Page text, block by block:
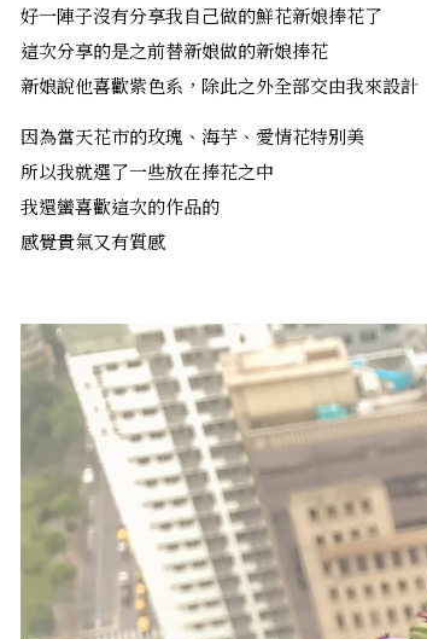
好一陣子沒有分享我自己做的鮮花新娘捧花了
這次分享的是之前替新娘做的新娘捧花
新娘說他喜歡紫色系，除此之外全部交由我來設計
因為當天花市的玫瑰、海芋、愛情花特別美
所以我就選了一些放在捧花之中
我還蠻喜歡這次的作品的
感覺貴氣又有質感